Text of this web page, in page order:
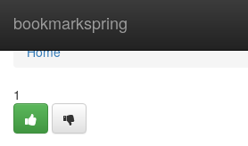
bookmarkspring
Home
Home
1